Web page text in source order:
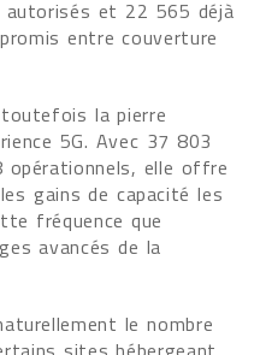
et 22 565 déjà
entre couverture
la pierre
5G. Avec 37 803
elle offre
gains de capacité les
fréquence que
avancés de la
le nombre